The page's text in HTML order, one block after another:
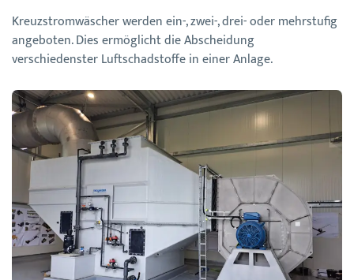
Kreuzstromwäscher werden ein-, zwei-, drei- oder mehrstufig
angeboten. Dies ermöglicht die Abscheidung
verschiedenster Luftschadstoffe in einer Anlage.